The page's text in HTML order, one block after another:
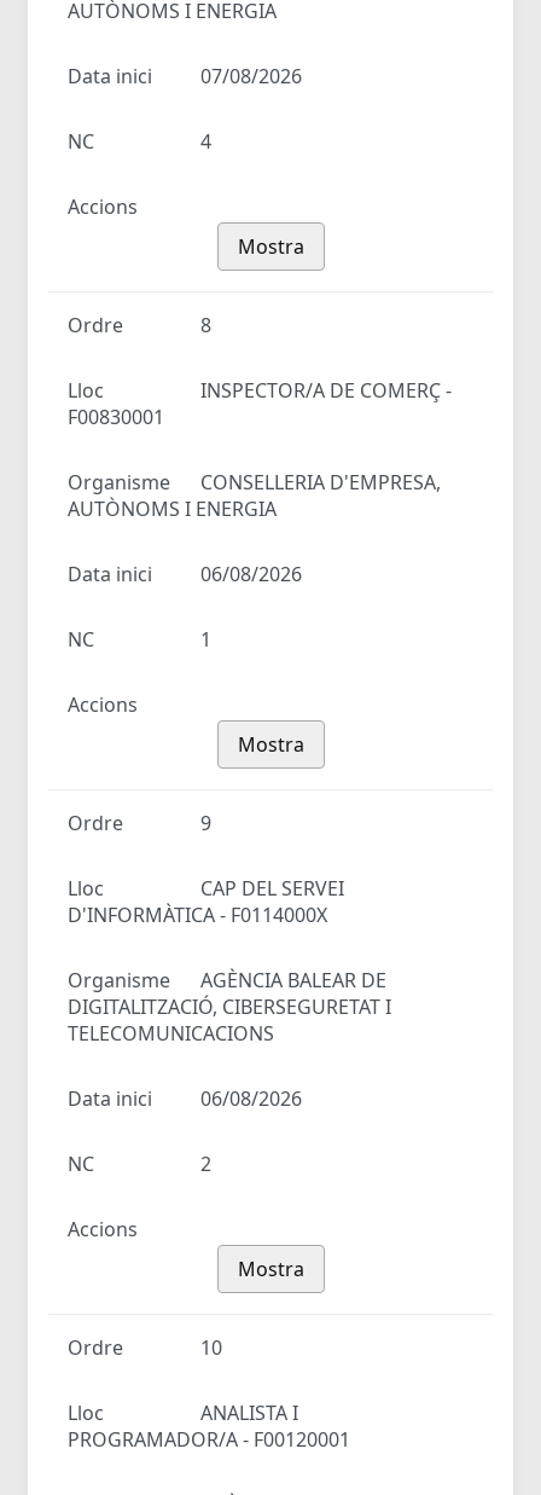
AUTÒNOMS I ENERGIA
Data inici 07/08/2026
NC 4
Accions
Mostra
Ordre 8
Lloc
INSPECTOR/A DE COMERÇ -
F00830001
Organisme
CONSELLERIA D'EMPRESA,
AUTÒNOMS I ENERGIA
Data inici 06/08/2026
NC 1
Accions
Mostra
Ordre 9
Lloc
CAP DEL SERVEI
D'INFORMÀTICA - F0114000X
Organisme
AGÈNCIA BALEAR DE
DIGITALITZACIÓ, CIBERSEGURETAT I
TELECOMUNICACIONS
Data inici 06/08/2026
NC 2
Accions
Mostra
Ordre 10
Lloc
ANALISTA I
PROGRAMADOR/A - F00120001